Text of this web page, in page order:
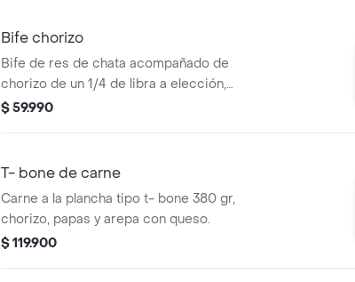
Bife chorizo
Bife de res de chata acompañado de
chorizo de un 1/4 de libra a elección,
papa en casco y arepa con queso.
$ 59.990
T- bone de carne
Carne a la plancha tipo t- bone 380 gr,
chorizo, papas y arepa con queso.
$ 119.900